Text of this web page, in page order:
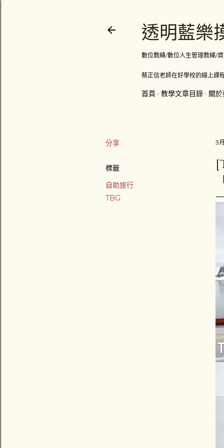
透明藍樂
數位教練/數位人生管理教練/
蔡正信老師在好學校的線上課
首頁 教學文章目錄 關
分享
標籤
自助旅行
TBG
3